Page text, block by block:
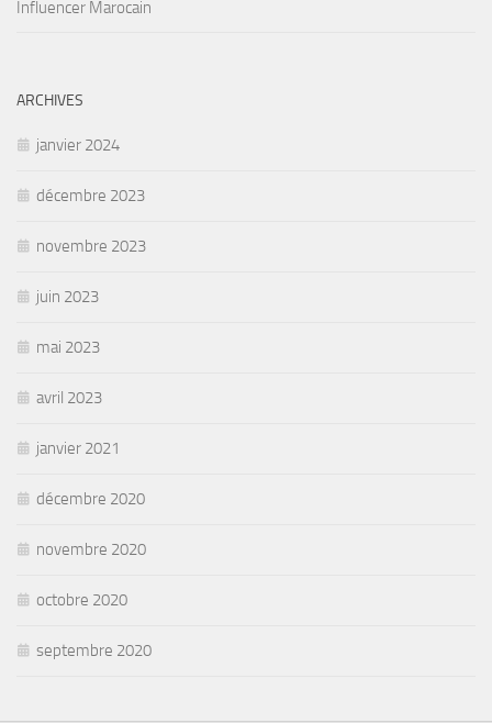
Influencer Marocain
ARCHIVES
janvier 2024
décembre 2023
novembre 2023
juin 2023
mai 2023
avril 2023
janvier 2021
décembre 2020
novembre 2020
octobre 2020
septembre 2020